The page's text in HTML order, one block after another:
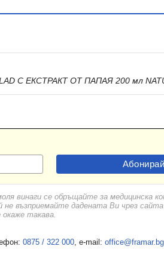
С ЕКСТРАКТ ОТ ПАПАЯ 200 мл
винаги се обръщайте за медицинска
не възприемайте дадената Ви чрез сайта
такава.
0875 / 322 000, e-mail: office@framar.bg